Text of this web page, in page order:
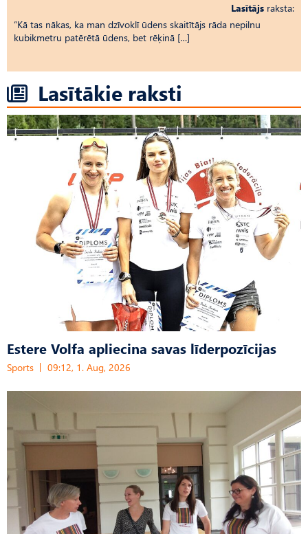
Lasītājs raksta:
“Kā tas nākas, ka man dzīvoklī ūdens skaitītājs rāda nepilnu
kubikmetru patērētā ūdens, bet rēķinā […]
Lasītākie raksti
Estere Volfa apliecina savas līderpozīcijas
Sports 09:12, 1. Aug, 2026